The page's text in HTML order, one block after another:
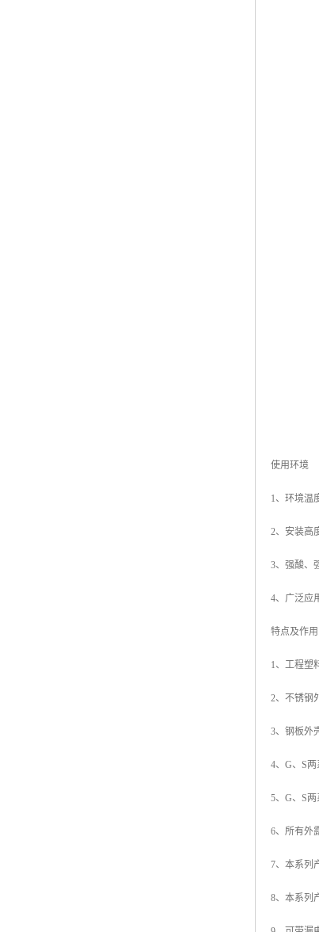
使用环境
1、环境温
2、安装高
3、强酸、
4、广泛应
特点及作用
1、工程塑
2、不锈钢
3、钢板外
4、G、S
5、G、S
6、所有外
7、本系列
8、本系列